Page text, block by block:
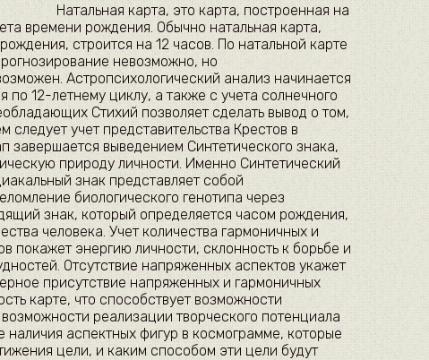
Натальная карта, это карта, построенная на
времени рождения. Обычно натальная карта,
строится на 12 часов. По натальной карте
невозможно, но
Астропсихологический анализ начинается
по 12-летнему циклу, а также с учета солнечного
Стихий позволяет сделать вывод о том,
следует учет представительства Крестов в
завершается выведением Синтетического знака,
природу личности. Именно Синтетический
знак представляет собой
биологического генотипа через
знак, который определяется часом рождения,
человека. Учет количества гармоничных и
покажет энергию личности, склонность к борьбе и
Отсутствие напряженных аспектов укажет
присутствие напряженных и гармоничных
карте, что способствует возможности
реализации творческого потенциала
наличия аспектных фигур в космограмме, которые
цели, и каким способом эти цели будут